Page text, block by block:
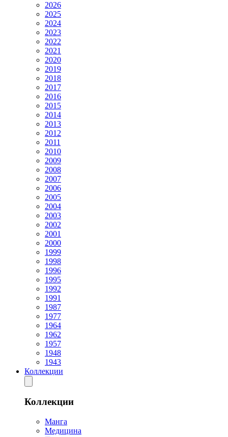
2026
2025
2024
2023
2022
2021
2020
2019
2018
2017
2016
2015
2014
2013
2012
2011
2010
2009
2008
2007
2006
2005
2004
2003
2002
2001
2000
1999
1998
1996
1995
1992
1991
1987
1977
1964
1962
1957
1948
1943
Коллекции
Коллекции
Манга
Медицина